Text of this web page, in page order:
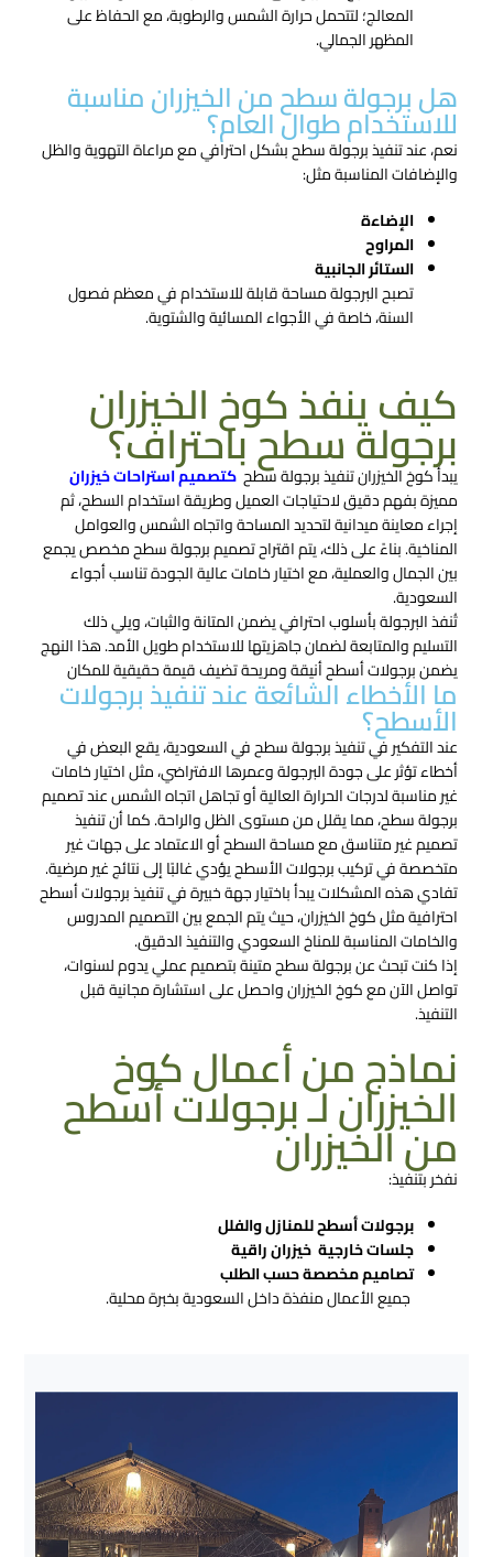
المعالج؛ لتتحمل حرارة الشمس والرطوبة، مع الحفاظ على
المظهر الجمالي.
هل برجولة سطح من الخيزران مناسبة
للاستخدام طوال العام؟
نعم، عند تنفيذ برجولة سطح بشكل احترافي مع مراعاة التهوية والظل
والإضافات المناسبة مثل:
الإضاءة
المراوح
الستائر الجانبية
تصبح البرجولة مساحة قابلة للاستخدام في معظم فصول
السنة، خاصة في الأجواء المسائية والشتوية.
كيف ينفذ كوخ الخيزران
برجولة سطح باحتراف؟
يبدأ كوخ الخيزران تنفيذ برجولة سطح​كتصميم استراحات خيزران
مميزة بفهم دقيق لاحتياجات العميل وطريقة استخدام السطح، ثم
إجراء معاينة ميدانية لتحديد المساحة واتجاه الشمس والعوامل
المناخية. بناءً على ذلك، يتم اقتراح تصميم برجولة سطح مخصص يجمع
بين الجمال والعملية، مع اختيار خامات عالية الجودة تناسب أجواء
السعودية.
تُنفذ البرجولة بأسلوب احترافي يضمن المتانة والثبات، ويلي ذلك
التسليم والمتابعة لضمان جاهزيتها للاستخدام طويل الأمد. هذا النهج
يضمن برجولات أسطح أنيقة ومريحة تضيف قيمة حقيقية للمكان
ما الأخطاء الشائعة عند تنفيذ برجولات
الأسطح؟
عند التفكير في تنفيذ برجولة سطح​ في السعودية، يقع البعض في
أخطاء تؤثر على جودة البرجولة وعمرها الافتراضي، مثل اختيار خامات
غير مناسبة لدرجات الحرارة العالية أو تجاهل اتجاه الشمس عند تصميم
برجولة سطح، مما يقلل من مستوى الظل والراحة. كما أن تنفيذ
تصميم غير متناسق مع مساحة السطح أو الاعتماد على جهات غير
متخصصة في تركيب برجولات الأسطح يؤدي غالبًا إلى نتائج غير مرضية.
تفادي هذه المشكلات يبدأ باختيار جهة خبيرة في تنفيذ برجولات أسطح
احترافية مثل كوخ الخيزران، حيث يتم الجمع بين التصميم المدروس
والخامات المناسبة للمناخ السعودي والتنفيذ الدقيق.
إذا كنت تبحث عن برجولة سطح متينة بتصميم عملي يدوم لسنوات،
تواصل الآن مع كوخ الخيزران واحصل على استشارة مجانية قبل
التنفيذ.
نماذج من أعمال كوخ
الخيزران لـ برجولات أسطح
من الخيزران
نفخر بتنفيذ:
برجولات أسطح للمنازل والفلل
جلسات خارجية خيزران راقية
تصاميم مخصصة حسب الطلب
جميع الأعمال منفذة داخل السعودية بخبرة محلية.